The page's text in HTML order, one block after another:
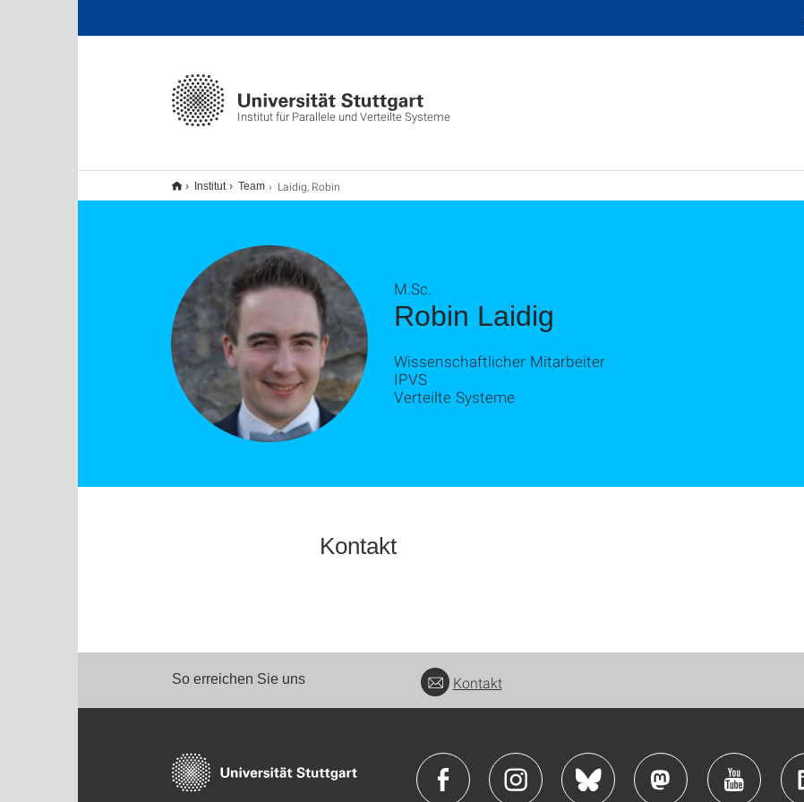
Institut für Parallele und Verteilte Systeme
Institut Team Laidig, Robin
Robin Laidig
M.Sc.
Wissenschaftlicher Mitarbeiter
IPVS
Verteilte Systeme
Kontakt
So erreichen Sie uns Kontakt